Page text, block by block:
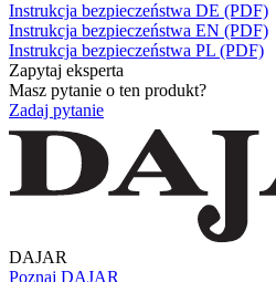
Instrukcja bezpieczeństwa DE (PDF)
Instrukcja bezpieczeństwa EN (PDF)
Instrukcja bezpieczeństwa PL (PDF)
Zapytaj eksperta
Masz pytanie o ten produkt?
Zadaj pytanie
DAJAR
Poznaj DAJAR